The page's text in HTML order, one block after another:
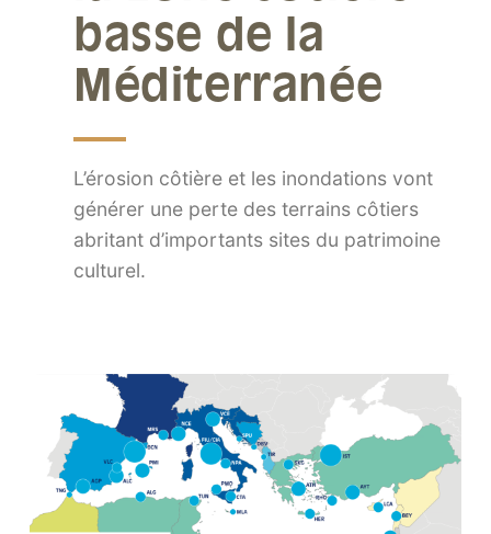
basse de la
Méditerranée
L’érosion côtière et les inondations vont
générer une perte des terrains côtiers
abritant d’importants sites du patrimoine
culturel.